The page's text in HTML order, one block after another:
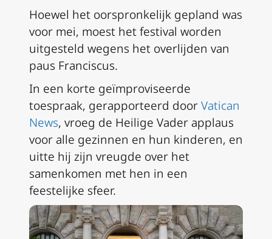
Hoewel het oorspronkelijk gepland was
voor mei, moest het festival worden
uitgesteld wegens het overlijden van
paus Franciscus.
In een korte geïmproviseerde
toespraak, gerapporteerd doorVatican
News, vroeg de Heilige Vader applaus
voor alle gezinnen en hun kinderen, en
uitte hij zijn vreugde over het
samenkomen met hen in een
feestelijke sfeer.